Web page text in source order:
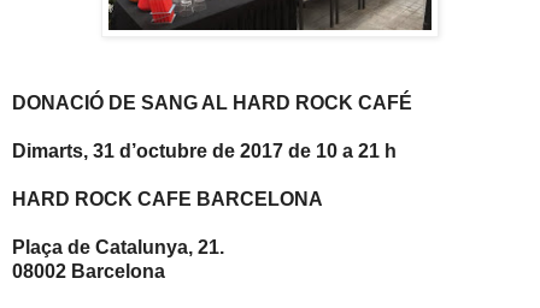
DONACIÓ DE SANG AL HARD ROCK CAFÉ
Dimarts, 31 d’octubre de 2017 de 10 a 21 h
HARD ROCK CAFE BARCELONA
Plaça de Catalunya, 21.
08002 Barcelona